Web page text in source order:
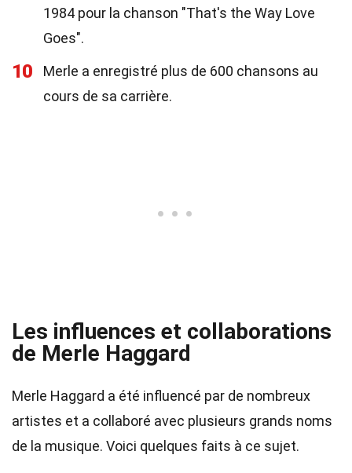
1984 pour la chanson "That's the Way Love
Goes".
10
Merle a enregistré plus de 600 chansons au
cours de sa carrière.
Les influences et collaborations
de Merle Haggard
Merle Haggard a été influencé par de nombreux
artistes et a collaboré avec plusieurs grands noms
de la musique. Voici quelques faits à ce sujet.